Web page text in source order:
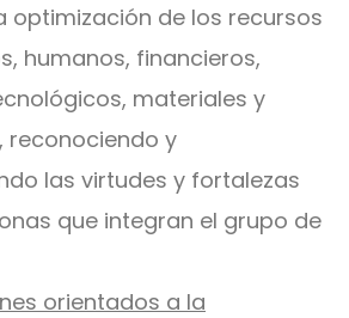
optimización de los recursos
humanos, financieros,
materiales y
reconociendo y
las virtudes y fortalezas
que integran el grupo de
orientados a la